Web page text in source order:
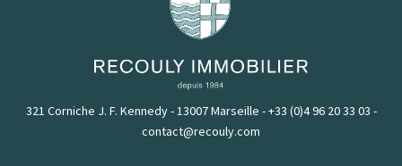
321 Corniche J. F. Kennedy - 13007 Marseille -+33 (0)4 96 20 33 03 -
contact@recouly.com